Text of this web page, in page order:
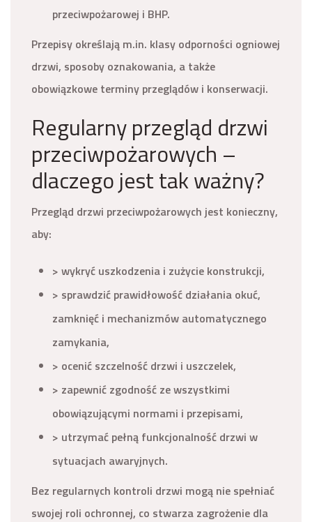
przeciwpożarowej i BHP.
Przepisy określają m.in. klasy odporności ogniowej
drzwi, sposoby oznakowania, a także
obowiązkowe terminy przeglądów i konserwacji.
Regularny przegląd drzwi
przeciwpożarowych –
dlaczego jest tak ważny?
Przegląd drzwi przeciwpożarowych jest konieczny,
aby:
> wykryć uszkodzenia i zużycie konstrukcji,
> sprawdzić prawidłowość działania okuć,
zamknięć i mechanizmów automatycznego
zamykania,
> ocenić szczelność drzwi i uszczelek,
> zapewnić zgodność ze wszystkimi
obowiązującymi normami i przepisami,
> utrzymać pełną funkcjonalność drzwi w
sytuacjach awaryjnych.
Bez regularnych kontroli drzwi mogą nie spełniać
swojej roli ochronnej, co stwarza zagrożenie dla